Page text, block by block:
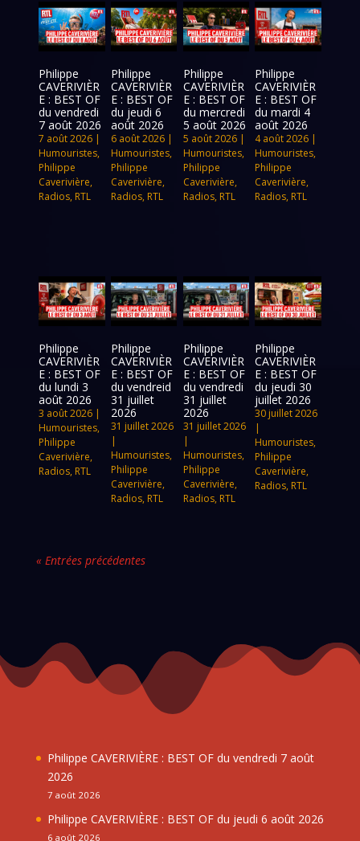
Philippe
CAVERIVIÈR
E : BEST OF
du vendredi
7 août 2026
7 août 2026 |
Humouristes,
Philippe
Caverivière,
Radios, RTL
Philippe
CAVERIVIÈR
E : BEST OF
du jeudi 6
août 2026
6 août 2026|
Humouristes,
Philippe
Caverivière,
Radios, RTL
Philippe
CAVERIVIÈR
E : BEST OF
du mercredi
5 août 2026
5 août 2026|
Humouristes,
Philippe
Caverivière,
Radios, RTL
Philippe
CAVERIVIÈR
E : BEST OF
du mardi 4
août 2026
4 août 2026 |
Humouristes,
Philippe
Caverivière,
Radios, RTL
Philippe
CAVERIVIÈR
E : BEST OF
du lundi 3
août 2026
3 août 2026 |
Humouristes,
Philippe
Caverivière,
Radios, RTL
Philippe
CAVERIVIÈR
E : BEST OF
du vendreid
31 juillet
2026
31 juillet 2026
|
Humouristes,
Philippe
Caverivière,
Radios, RTL
Philippe
CAVERIVIÈR
E : BEST OF
du vendredi
31 juillet
2026
31 juillet 2026
|
Humouristes,
Philippe
Caverivière,
Radios, RTL
Philippe
CAVERIVIÈR
E : BEST OF
du jeudi 30
juillet 2026
30 juillet 2026
|
Humouristes,
Philippe
Caverivière,
Radios, RTL
« Entrées précédentes
Philippe CAVERIVIÈRE : BEST OF du vendredi 7 août
2026
7 août 2026
Philippe CAVERIVIÈRE : BEST OF du jeudi 6 août 2026
6 août 2026